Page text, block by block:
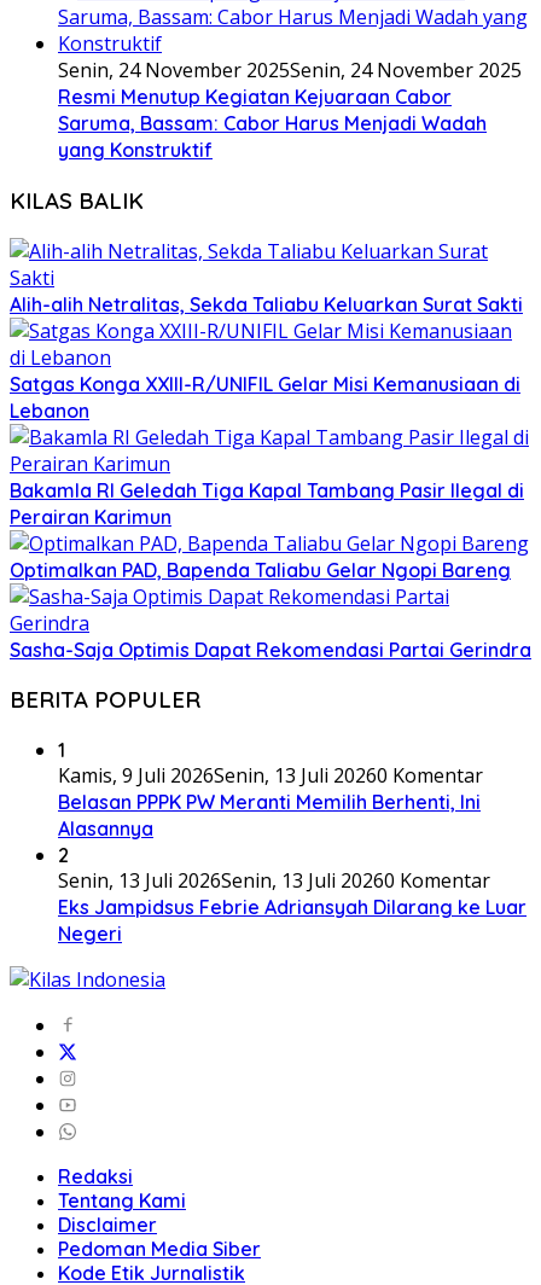
Senin, 24 November 2025Senin, 24 November 2025
Resmi Menutup Kegiatan Kejuaraan Cabor
Saruma, Bassam: Cabor Harus Menjadi Wadah
yang Konstruktif
KILAS BALIK
Alih-alih Netralitas, Sekda Taliabu Keluarkan Surat Sakti
Satgas Konga XXIII-R/UNIFIL Gelar Misi Kemanusiaan di
Lebanon
Bakamla RI Geledah Tiga Kapal Tambang Pasir Ilegal di
Perairan Karimun
Optimalkan PAD, Bapenda Taliabu Gelar Ngopi Bareng
Sasha-Saja Optimis Dapat Rekomendasi Partai Gerindra
BERITA POPULER
1
Kamis, 9 Juli 2026Senin, 13 Juli 20260 Komentar
Belasan PPPK PW Meranti Memilih Berhenti, Ini
Alasannya
2
Senin, 13 Juli 2026Senin, 13 Juli 20260 Komentar
Eks Jampidsus Febrie Adriansyah Dilarang ke Luar
Negeri
Redaksi
Tentang Kami
Disclaimer
Pedoman Media Siber
Kode Etik Jurnalistik